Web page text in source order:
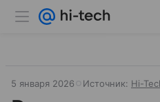
5 января 2026 Источник: Hi-